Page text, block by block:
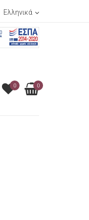
Ελληνικά
0 0